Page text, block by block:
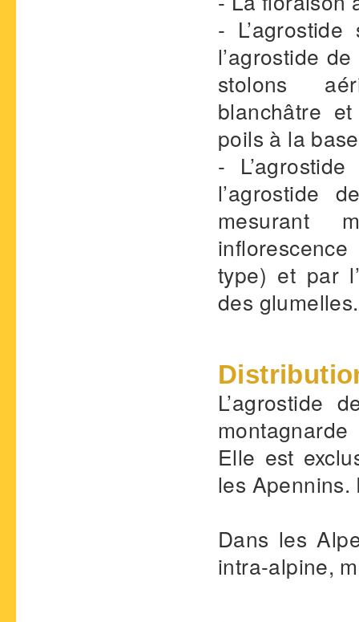
-
l’agrostide
stolons
blanchâtre
poils à la
-
l’agrostide
type) et par
des glumelles.
L’agrostide
Elle est
les Apennins.
Dans les
intra-alpine,